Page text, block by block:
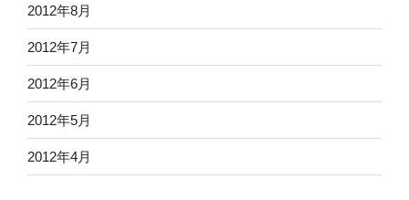
2012年8月
2012年7月
2012年6月
2012年5月
2012年4月